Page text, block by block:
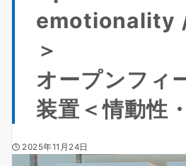
emotionality
＞
オープンフィ
装置＜情動性
2025年11月24日